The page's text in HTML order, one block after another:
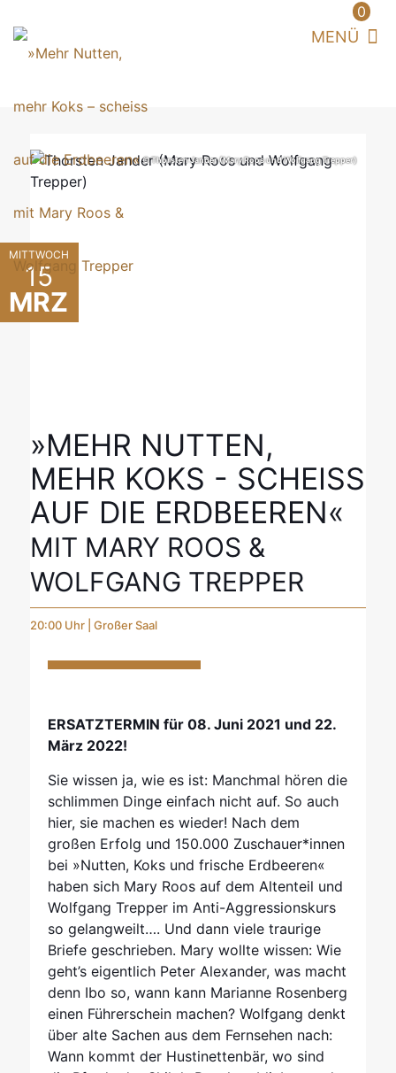
0
MITTWOCH
15
MRZ
© Thorsten Jander (Mary Roos und Wolfgang Trepper)
»MEHR NUTTEN,
MEHR KOKS - SCHEISS
AUF DIE ERDBEEREN«
MIT MARY ROOS &
WOLFGANG TREPPER
20:00 Uhr | Großer Saal
ERSATZTERMIN für 08. Juni 2021 und 22.
März 2022!
Sie wissen ja, wie es ist: Manchmal hören die
schlimmen Dinge einfach nicht auf. So auch
hier, sie machen es wieder! Nach dem
großen Erfolg und 150.000 Zuschauer*innen
bei »Nutten, Koks und frische Erdbeeren«
haben sich Mary Roos auf dem Altenteil und
Wolfgang Trepper im Anti-Aggressionskurs
so gelangweilt…. Und dann viele traurige
Briefe geschrieben. Mary wollte wissen: Wie
geht’s eigentlich Peter Alexander, was macht
denn Ibo so, wann kann Marianne Rosenberg
einen Führerschein machen? Wolfgang denkt
über alte Sachen aus dem Fernsehen nach:
Wann kommt der Hustinettenbär, wo sind